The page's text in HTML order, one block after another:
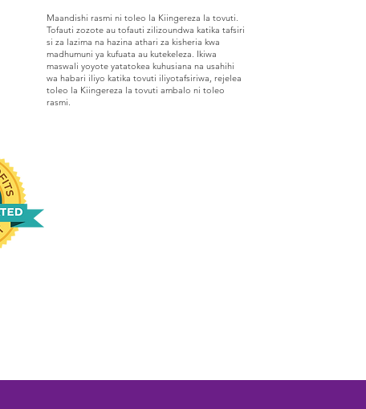
Maandishi rasmi ni toleo la Kiingereza la tovuti.
Tofauti zozote au tofauti zilizoundwa katika tafsiri
si za lazima na hazina athari za kisheria kwa
madhumuni ya kufuata au kutekeleza. Ikiwa
maswali yoyote yatatokea kuhusiana na usahihi
wa habari iliyo katika tovuti iliyotafsiriwa, rejelea
toleo la Kiingereza la tovuti ambalo ni toleo
rasmi.